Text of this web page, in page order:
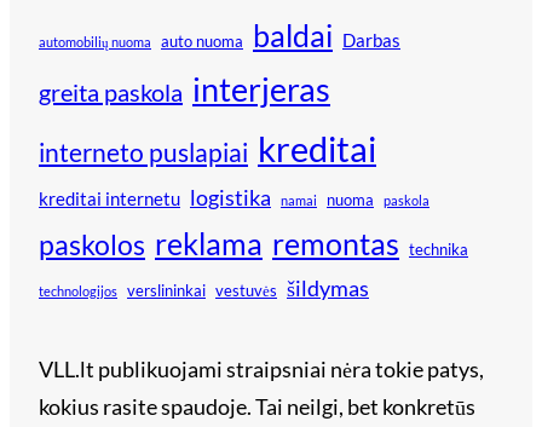
automobilių nuoma auto nuoma baldai Darbas
greita paskola interjeras
interneto puslapiai kreditai
kreditai internetu logistika namai nuoma paskola
paskolos reklama remontas technika
technologijos verslininkai vestuvės šildymas
VLL.lt publikuojami straipsniai nėra tokie patys,
kokius rasite spaudoje. Tai neilgi, bet konkretūs